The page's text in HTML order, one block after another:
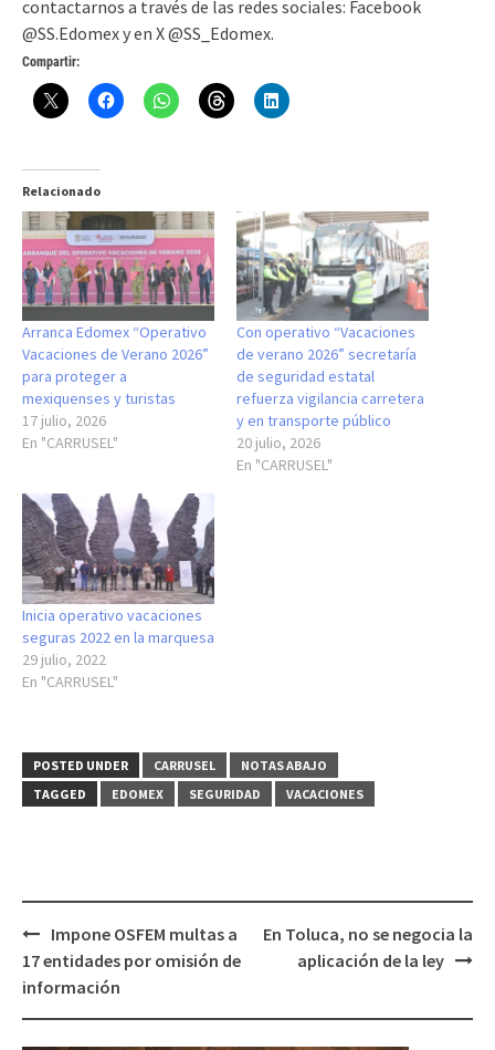
contactarnos a través de las redes sociales: Facebook
@SS.Edomex y en X @SS_Edomex.
Compartir:
Relacionado
Arranca Edomex “Operativo
Vacaciones de Verano 2026”
para proteger a
mexiquenses y turistas
17 julio, 2026
En "CARRUSEL"
Con operativo “Vacaciones
de verano 2026” secretaría
de seguridad estatal
refuerza vigilancia carretera
y en transporte público
20 julio, 2026
En "CARRUSEL"
Inicia operativo vacaciones
seguras 2022 en la marquesa
29 julio, 2022
En "CARRUSEL"
POSTED UNDER CARRUSEL
NOTAS ABAJO
TAGGED
EDOMEX SEGURIDAD VACACIONES
Post
navigation
Impone OSFEM multas a
17 entidades por omisión de
información
En Toluca, no se negocia la
aplicación de la ley